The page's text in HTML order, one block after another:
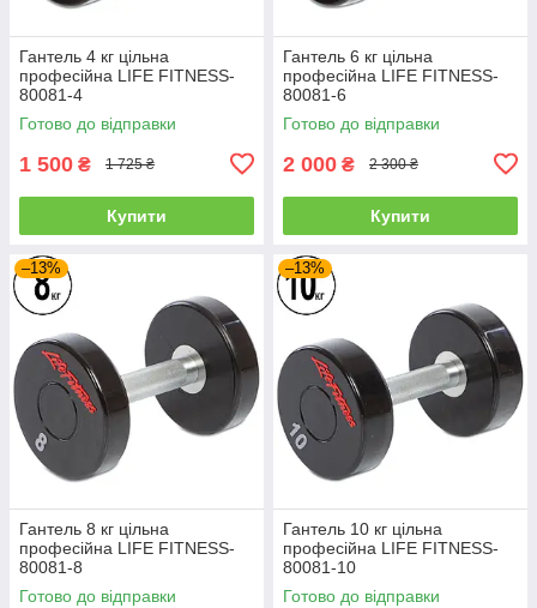
Гантель 4 кг цільна
професійна LIFE FITNESS-
80081-4
Готово до відправки
1 500 ₴ 1 725 ₴
Купити
Гантель 6 кг цільна
професійна LIFE FITNESS-
80081-6
Готово до відправки
2 000 ₴ 2 300 ₴
Купити
–13%
Гантель 8 кг цільна
професійна LIFE FITNESS-
80081-8
Готово до відправки
–13%
Гантель 10 кг цільна
професійна LIFE FITNESS-
80081-10
Готово до відправки